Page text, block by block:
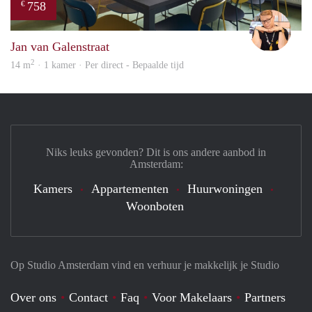
€ 758
Jan van Galenstraat
14 m2 · 1 kamer · Per direct - Bepaalde tijd
Op Studio Amsterdam vind en verhuur je makkelijk je Studio
Over ons Contact Faq Voor Makelaars Partners
Niks leuks gevonden? Dit is ons andere aanbod in
Amsterdam:
Kamers Appartementen
Huurwoningen
Woonboten